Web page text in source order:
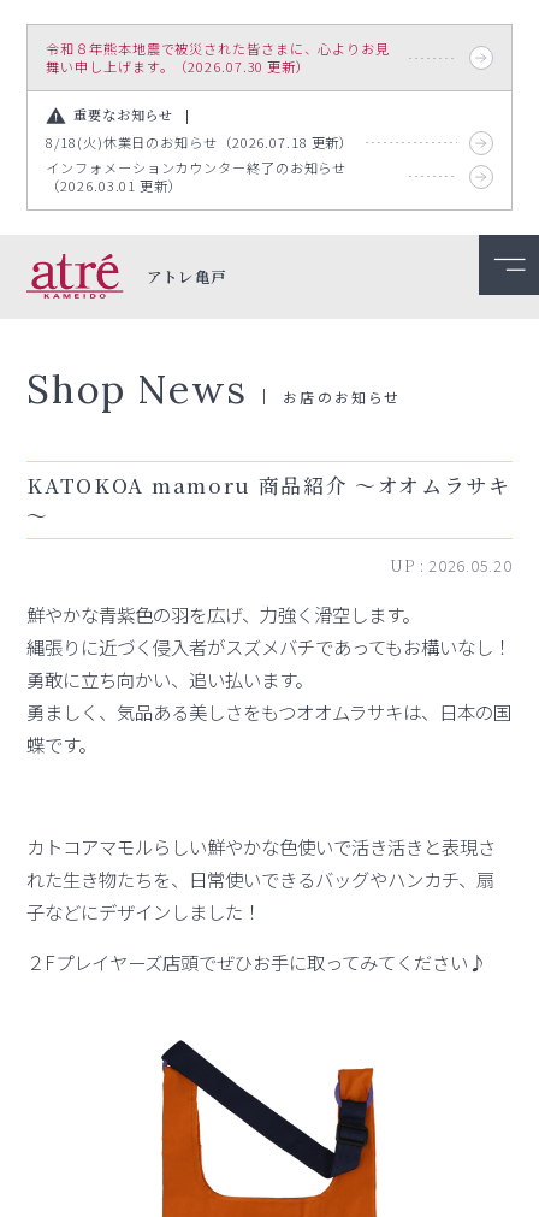
令和８年熊本地震で被災された皆さまに、心よりお見
舞い申し上げます。（2026.07.30 更新）
重要なお知らせ
8/18(火)休業日のお知らせ（2026.07.18 更新）
インフォメーションカウンター終了のお知らせ
（2026.03.01 更新）
アトレ亀戸
Shop News お店のお知らせ
KATOKOA mamoru 商品紹介 ～オオムラサキ
～
UP :2026.05.20
鮮やかな青紫色の羽を広げ、力強く滑空します。
縄張りに近づく侵入者がスズメバチであってもお構いなし！
勇敢に立ち向かい、追い払います。
勇ましく、気品ある美しさをもつオオムラサキは、日本の国
蝶です。
カトコアマモルらしい鮮やかな色使いで活き活きと表現さ
れた生き物たちを、日常使いできるバッグやハンカチ、扇
子などにデザインしました！
２Fプレイヤーズ店頭でぜひお手に取ってみてください♪